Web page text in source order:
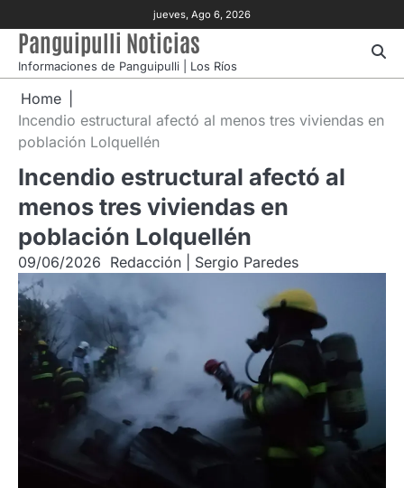
to
content
jueves, Ago 6, 2026
Panguipulli Noticias
Informaciones de Panguipulli | Los Ríos
Home
Incendio estructural afectó al menos tres viviendas en
población Lolquellén
Incendio estructural afectó al
menos tres viviendas en
población Lolquellén
09/06/2026 Redacción | Sergio Paredes